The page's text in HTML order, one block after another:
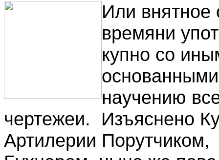
Или
времяни
купно со
научению
чертежеи. Изъяснено
Артилерии